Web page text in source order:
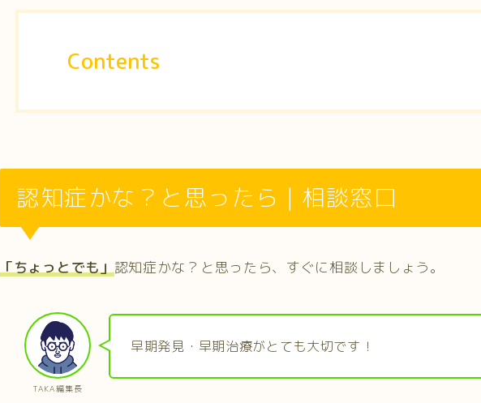
Contents
認知症かな？と思ったら | 相談窓口
「ちょっとでも」 認知症かな？と思ったら、すぐに相談しましょう。
TAKA編集長
早期発見・早期治療がとても大切です！